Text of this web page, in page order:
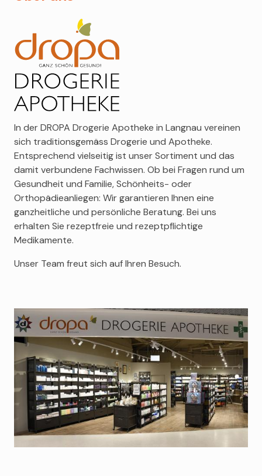
In der DROPA Drogerie Apotheke in Langnau vereinen
sich traditionsgemäss Drogerie und Apotheke.
Entsprechend vielseitig ist unser Sortiment und das
damit verbundene Fachwissen. Ob bei Fragen rund um
Gesundheit und Familie, Schönheits- oder
Orthopädieanliegen: Wir garantieren Ihnen eine
ganzheitliche und persönliche Beratung. Bei uns
erhalten Sie rezeptfreie und rezeptpflichtige
Medikamente.
Unser Team freut sich auf Ihren Besuch.